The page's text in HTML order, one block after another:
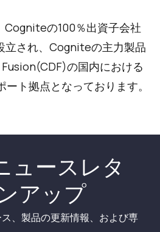
の100％出資子会社
立され、Cogniteの主力製品
の国内における
ト拠点となっております。
ュースレタ
アップ
、製品の更新情報、および専